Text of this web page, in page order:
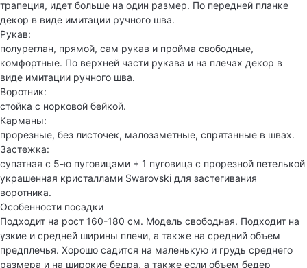
трапеция, идет больше на один размер. По передней планке
декор в виде имитации ручного шва.
Рукав:
полуреглан, прямой, сам рукав и пройма свободные,
комфортные. По верхней части рукава и на плечах декор в
виде имитации ручного шва.
Воротник:
стойка с норковой бейкой.
Карманы:
прорезные, без листочек, малозаметные, спрятанные в швах.
Застежка:
супатная с 5-ю пуговицами + 1 пуговица с прорезной петелькой
украшенная кристаллами Swarovski для застегивания
воротника.
Особенности посадки
Подходит на рост 160-180 см. Модель свободная. Подходит на
узкие и средней ширины плечи, а также на средний объем
предплечья. Хорошо садится на маленькую и грудь среднего
размера и на широкие бедра, а также если объем бедер